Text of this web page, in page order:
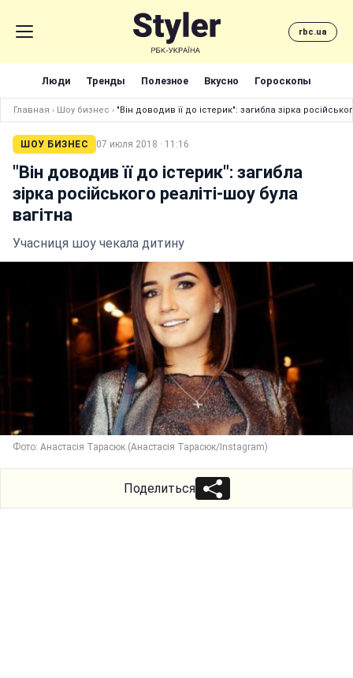
rbc.ua
Люди Тренды Полезное Вкусно Гороскопы
Главная › Шоу бизнес › "Він доводив її до істерик": загибла зірка
ШОУ БИЗНЕС 07 июля 2018 · 11:16
"Він доводив її до істерик": загибла
зірка російського реаліті-шоу була
вагітна
Учасниця шоу чекала дитину
Фото: Анастасія Тарасюк (Анастасія Тарасюк/Instagram)
Поделиться